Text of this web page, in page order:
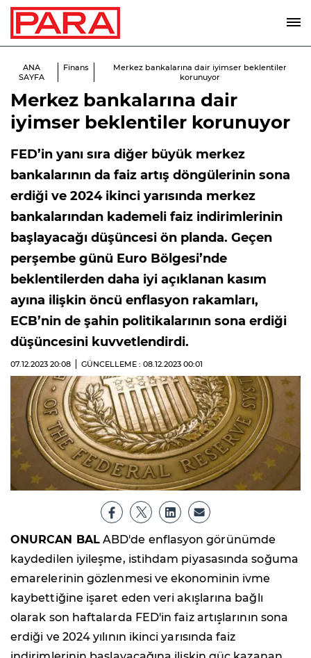
ANA
SAYFA
Finans
Merkez bankalarına dair iyimser beklentiler
korunuyor
Merkez bankalarına dair
iyimser beklentiler korunuyor
FED’in yanı sıra diğer büyük merkez
bankalarının da faiz artış döngülerinin sona
erdiği ve 2024 ikinci yarısında merkez
bankalarından kademeli faiz indirimlerinin
başlayacağı düşüncesi ön planda. Geçen
perşembe günü Euro Bölgesi’nde
beklentilerden daha iyi açıklanan kasım
ayına ilişkin öncü enflasyon rakamları,
ECB’nin de şahin politikalarının sona erdiği
düşüncesini kuvvetlendirdi.
07.12.2023 20:08 GÜNCELLEME : 08.12.2023 00:01
ONURCAN BALABD'de enflasyon görünümde
kaydedilen iyileşme, istihdam piyasasında soğuma
emarelerinin gözlenmesi ve ekonominin ivme
kaybettiğine işaret eden veri akışlarına bağlı
olarak son haftalarda FED'in faiz artışlarının sona
erdiği ve 2024 yılının ikinci yarısında faiz